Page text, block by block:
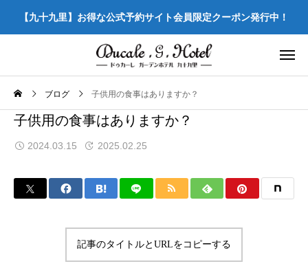
【九十九里】お得な公式予約サイト会員限定クーポン発行中！
ブログ 子供用の食事はありますか？
子供用の食事はありますか？
2024.03.15 2025.02.25
記事のタイトルとURLをコピーする